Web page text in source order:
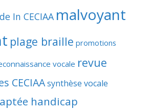
In CECIAA malvoyant
plage braille promotions
vocale revue
CECIAAsynthèse vocale
handicap